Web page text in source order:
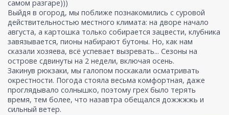
самом разгаре)))
Выйдя в огород, мы поближе познакомились с суровой
действительностью местного климата: на дворе начало
августа, а картошка только собирается зацвести, клубника
завязывается, пионы набирают бутоны. Но, как нам
сказали хозяева, всё успевает вызревать... Сезоны на
острове сдвинуты на 2 недели, включая осень.
Закинув рюкзаки, мы галопом поскакали осматривать
окрестности. Погода стояла весьма комфортная, даже
проглядывало солнышко, поэтому грех было терять
время, тем более, что назавтра обещался дожжжжь и
сильный ветер.